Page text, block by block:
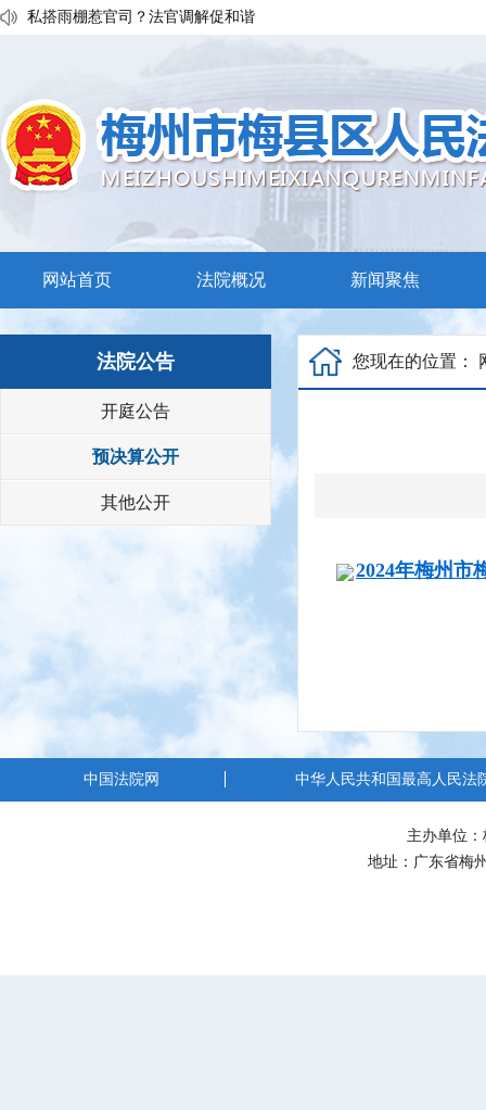
私搭雨棚惹官司？法官调解促和谐
网站首页 法院概况 新闻聚焦
法院公告
开庭公告
预决算公开
其他公开
您现在的位置：
2024年梅州市
中国法院网 中华人民共和国最高人民法
主办单位
地址：广东省